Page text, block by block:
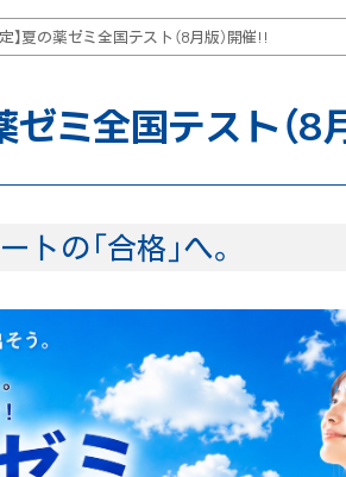
】夏の薬ゼミ全国テスト（8月版）開催!!
ゼミ全国テスト（8
の「合格」へ。